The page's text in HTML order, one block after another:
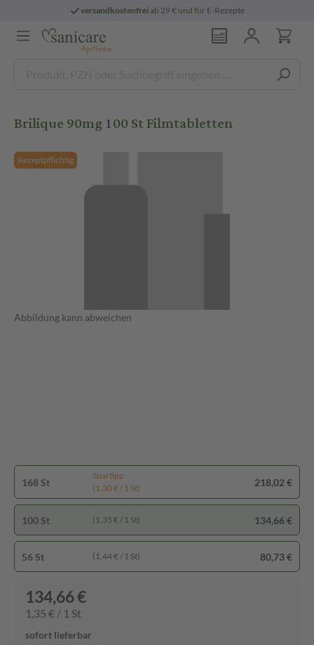
versandkostenfreiab 29 € und für E-Rezepte
Brilique 90mg 100 St Filmtabletten
Rezeptpflichtig
Abbildung kann abweichen
168 St
Spartipp
(1,30 € / 1 St)
218,02 €
100 St (1,35 € / 1 St) 134,66 €
56 St (1,44 € / 1 St) 80,73 €
134,66 €
1,35 € / 1 St
sofort lieferbar